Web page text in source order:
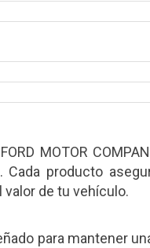
MOTOR
Cada producto
de tu vehículo.
para mantener